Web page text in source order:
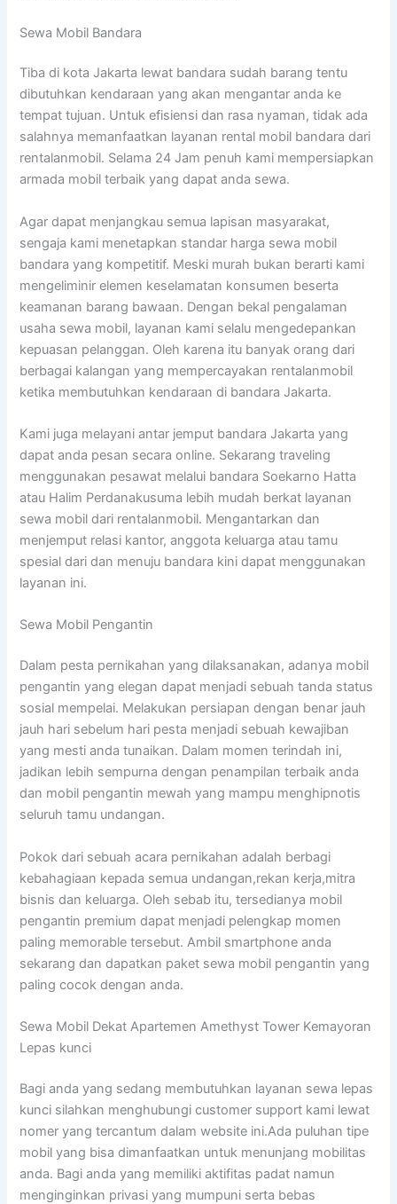
Sewa Mobil Bandara
Tiba di kota Jakarta lewat bandara sudah barang tentu
dibutuhkan kendaraan yang akan mengantar anda ke
tempat tujuan. Untuk efisiensi dan rasa nyaman, tidak ada
salahnya memanfaatkan layanan rental mobil bandara dari
rentalanmobil. Selama 24 Jam penuh kami mempersiapkan
armada mobil terbaik yang dapat anda sewa.
Agar dapat menjangkau semua lapisan masyarakat,
sengaja kami menetapkan standar harga sewa mobil
bandara yang kompetitif. Meski murah bukan berarti kami
mengeliminir elemen keselamatan konsumen beserta
keamanan barang bawaan. Dengan bekal pengalaman
usaha sewa mobil, layanan kami selalu mengedepankan
kepuasan pelanggan. Oleh karena itu banyak orang dari
berbagai kalangan yang mempercayakan rentalanmobil
ketika membutuhkan kendaraan di bandara Jakarta.
Kami juga melayani antar jemput bandara Jakarta yang
dapat anda pesan secara online. Sekarang traveling
menggunakan pesawat melalui bandara Soekarno Hatta
atau Halim Perdanakusuma lebih mudah berkat layanan
sewa mobil dari rentalanmobil. Mengantarkan dan
menjemput relasi kantor, anggota keluarga atau tamu
spesial dari dan menuju bandara kini dapat menggunakan
layanan ini.
Sewa Mobil Pengantin
Dalam pesta pernikahan yang dilaksanakan, adanya mobil
pengantin yang elegan dapat menjadi sebuah tanda status
sosial mempelai. Melakukan persiapan dengan benar jauh
jauh hari sebelum hari pesta menjadi sebuah kewajiban
yang mesti anda tunaikan. Dalam momen terindah ini,
jadikan lebih sempurna dengan penampilan terbaik anda
dan mobil pengantin mewah yang mampu menghipnotis
seluruh tamu undangan.
Pokok dari sebuah acara pernikahan adalah berbagi
kebahagiaan kepada semua undangan,rekan kerja,mitra
bisnis dan keluarga. Oleh sebab itu, tersedianya mobil
pengantin premium dapat menjadi pelengkap momen
paling memorable tersebut. Ambil smartphone anda
sekarang dan dapatkan paket sewa mobil pengantin yang
paling cocok dengan anda.
Sewa Mobil Dekat Apartemen Amethyst Tower Kemayoran
Lepas kunci
Bagi anda yang sedang membutuhkan layanan sewa lepas
kunci silahkan menghubungi customer support kami lewat
nomer yang tercantum dalam website ini.Ada puluhan tipe
mobil yang bisa dimanfaatkan untuk menunjang mobilitas
anda. Bagi anda yang memiliki aktifitas padat namun
menginginkan privasi yang mumpuni serta bebas